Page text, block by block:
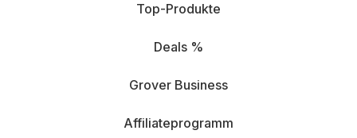
Top-Produkte
Deals %
Grover Business
Affiliateprogramm